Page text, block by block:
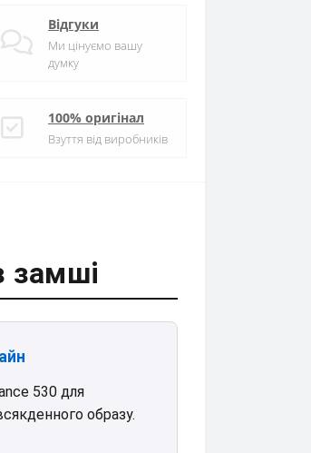
Відгуки
Ми цінуємо вашу
думку
100% оригінал
Взуття від виробників
замші
530 для
образу.